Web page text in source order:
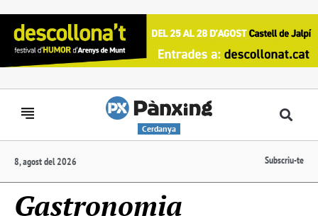
Cerdanya
8, agost del 2026 Subscriu-te
Gastronomia